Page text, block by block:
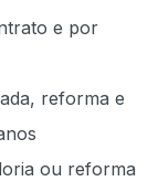
e por
reforma e
ou reforma